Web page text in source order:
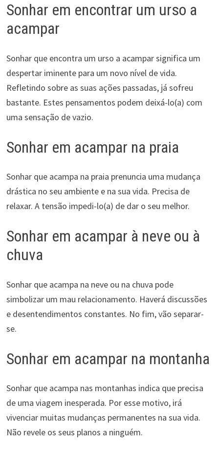
Sonhar em encontrar um urso a
acampar
Sonhar que encontra um urso a acampar significa um
despertar iminente para um novo nível de vida.
Refletindo sobre as suas ações passadas, já sofreu
bastante. Estes pensamentos podem deixá-lo(a) com
uma sensação de vazio.
Sonhar em acampar na praia
Sonhar que acampa na praia prenuncia uma mudança
drástica no seu ambiente e na sua vida. Precisa de
relaxar. A tensão impedi-lo(a) de dar o seu melhor.
Sonhar em acampar à neve ou à
chuva
Sonhar que acampa na neve ou na chuva pode
simbolizar um mau relacionamento. Haverá discussões
e desentendimentos constantes. No fim, vão separar-
se.
Sonhar em acampar na montanha
Sonhar que acampa nas montanhas indica que precisa
de uma viagem inesperada. Por esse motivo, irá
vivenciar muitas mudanças permanentes na sua vida.
Não revele os seus planos a ninguém.